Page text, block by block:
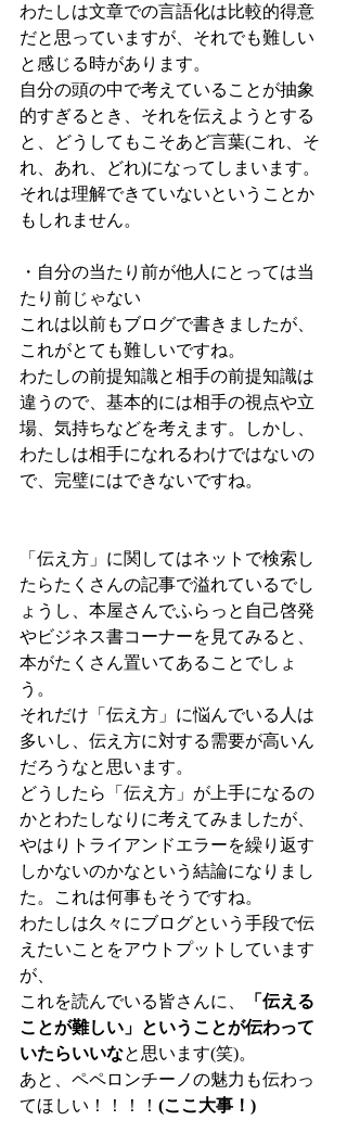
わたしは文章での言語化は比較的得意
だと思っていますが、それでも難しい
と感じる時があります。
自分の頭の中で考えていることが抽象
的すぎるとき、それを伝えようとする
と、どうしてもこそあど言葉(これ、そ
れ、あれ、どれ)になってしまいます。
それは理解できていないということか
もしれません。
・自分の当たり前が他人にとっては当
たり前じゃない
これは以前もブログで書きましたが、
これがとても難しいですね。
わたしの前提知識と相手の前提知識は
違うので、基本的には相手の視点や立
場、気持ちなどを考えます。しかし、
わたしは相手になれるわけではないの
で、完璧にはできないですね。
「伝え方」に関してはネットで検索し
たらたくさんの記事で溢れているでし
ょうし、本屋さんでふらっと自己啓発
やビジネス書コーナーを見てみると、
本がたくさん置いてあることでしょ
う。
それだけ「伝え方」に悩んでいる人は
多いし、伝え方に対する需要が高いん
だろうなと思います。
どうしたら「伝え方」が上手になるの
かとわたしなりに考えてみましたが、
やはりトライアンドエラーを繰り返す
しかないのかなという結論になりまし
た。これは何事もそうですね。
わたしは久々にブログという手段で伝
えたいことをアウトプットしています
が、
これを読んでいる皆さんに、
「伝える
ことが難しい」ということが伝わって
いたらいいなと思います(笑)。
あと、ペペロンチーノの魅力も伝わっ
てほしい！！！！ (ここ大事！)